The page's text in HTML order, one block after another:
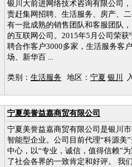
银川大前进网络技术咨询有限公司
责赶集网招聘、生活服务、房产、
有一批成熟的销售团队和客服团队
的互联网公司。2015年5月公司荣
聘合作客户3000多家，生活服务客
场、新华百 ...
类别： 生活服务 地区： 宁夏 银川
宁夏美誉益嘉商贸有限公司
宁夏美誉益嘉商贸有限公司是银川
智能型企业。公司目前代理“科源美
中心，以“专业，诚信，值得信赖”
了社会各界的一致肯定和好评。 我